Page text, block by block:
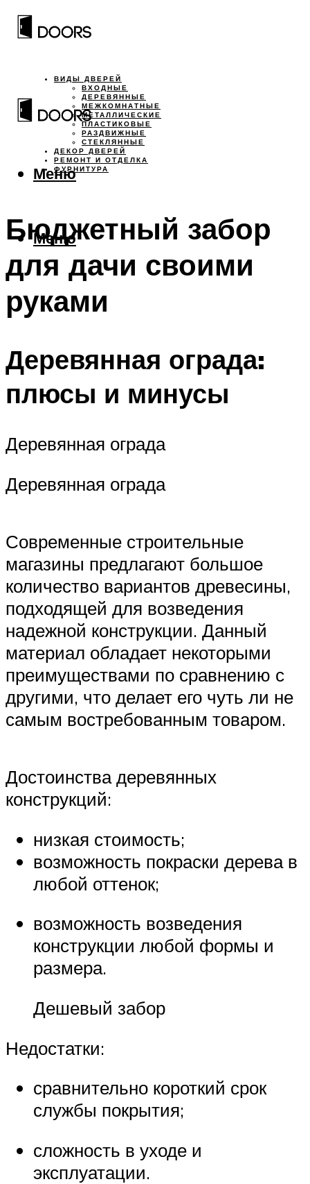
ВИДЫ ДВЕРЕЙ
ВХОДНЫЕ
ДЕРЕВЯННЫЕ
МЕЖКОМНАТНЫЕ
МЕТАЛЛИЧЕСКИЕ
ПЛАСТИКОВЫЕ
РАЗДВИЖНЫЕ
СТЕКЛЯННЫЕ
ДЕКОР ДВЕРЕЙ
РЕМОНТ И ОТДЕЛКА
ФУРНИТУРА
Меню
Меню
Бюджетный забор
для дачи своими
руками
Деревянная ограда:
плюсы и минусы
Деревянная ограда
Деревянная ограда
Современные строительные
магазины предлагают большое
количество вариантов древесины,
подходящей для возведения
надежной конструкции. Данный
материал обладает некоторыми
преимуществами по сравнению с
другими, что делает его чуть ли не
самым востребованным товаром.
Достоинства деревянных
конструкций:
низкая стоимость;
возможность покраски дерева в
любой оттенок;
возможность возведения
конструкции любой формы и
размера.
Дешевый забор
Недостатки:
сравнительно короткий срок
службы покрытия;
сложность в уходе и
эксплуатации.